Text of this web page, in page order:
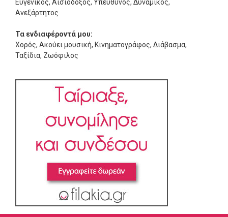
Ευγενικός, Αισιόδοξος, Υπεύθυνος, Δυναμικός,
Ανεξάρτητος
Τα ενδιαφέροντά μου:
Χορός, Ακούει μουσική, Κινηματογράφος, Διάβασμα,
Ταξίδια, Ζωόφιλος